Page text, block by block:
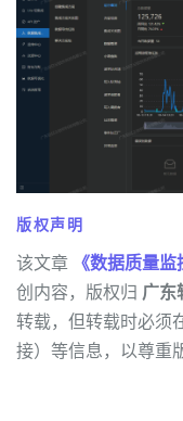
版权声明
该文章 《数据质量
创内容，版权归 广东
转载，但转载时必须
接）等信息，以尊重